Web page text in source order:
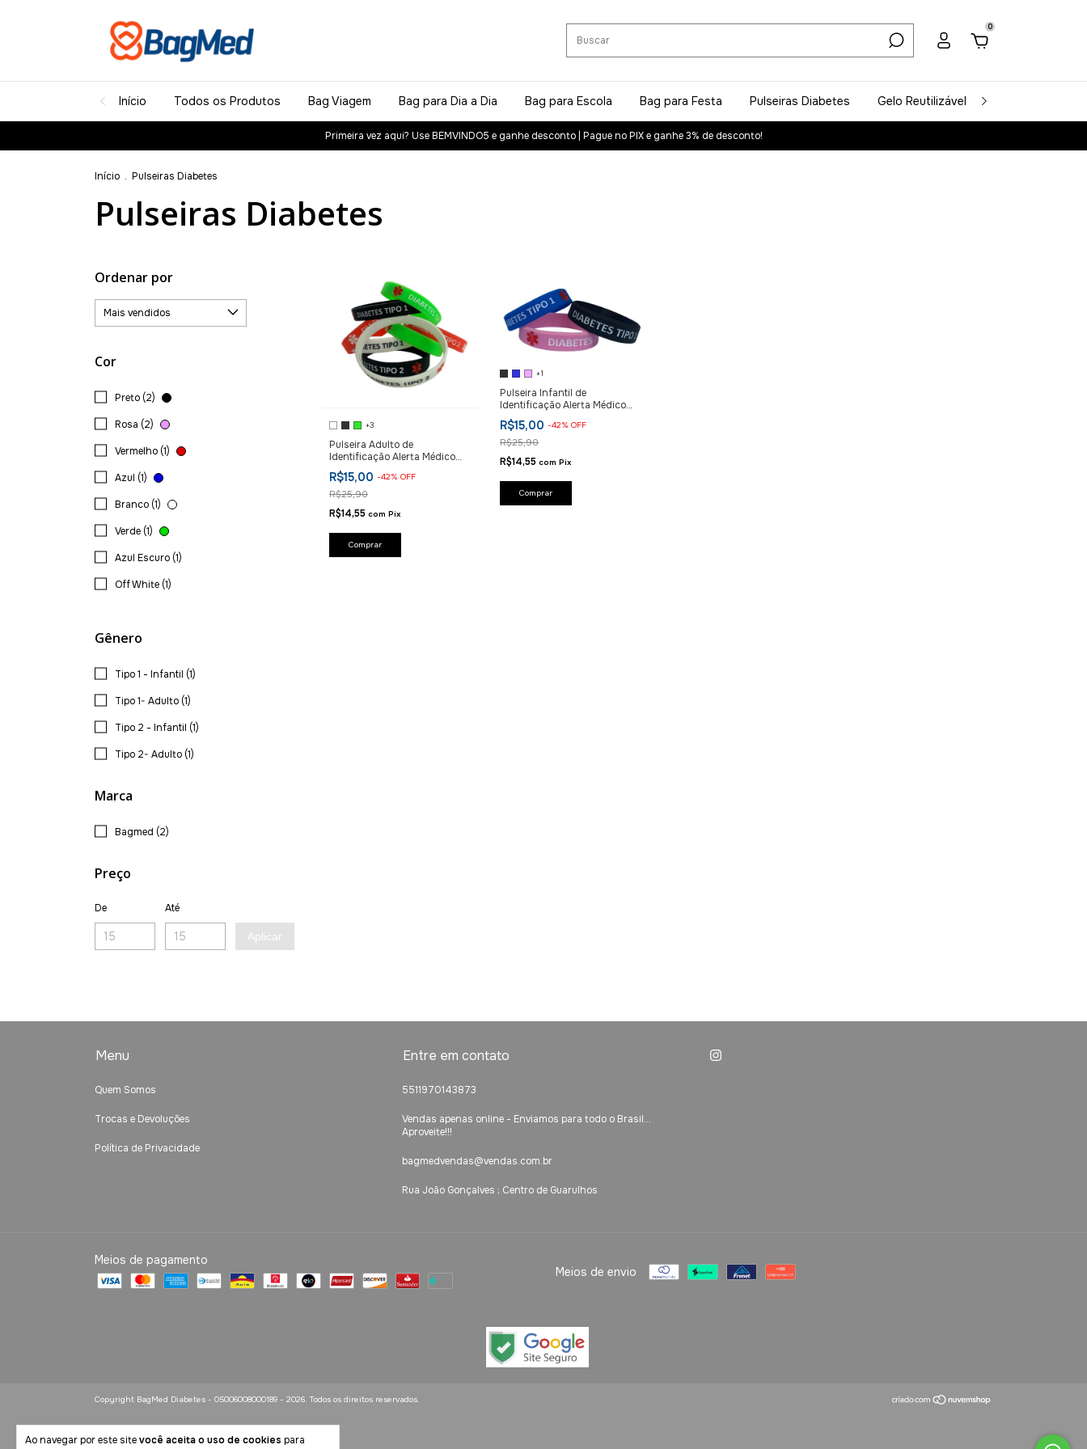
0
Início Todos os Produtos Bag Viagem Bag para Dia a Dia Bag para Escola Bag para Festa Pulseiras Diabetes Gelo Reutilizável
Primeira vez aqui? Use BEMVINDO5 e ganhe desconto | Pague no PIX e ganhe 3% de desconto!
Ao navegar por este sitevocê aceita o uso de cookies para
Início . Pulseiras Diabetes
Pulseiras Diabetes
Ordenar por
Cor
Preto (2)
Rosa (2)
Vermelho (1)
Azul (1)
Branco (1)
Verde (1)
Azul Escuro (1)
Off White (1)
Gênero
Tipo 1 - Infantil (1)
Tipo 1- Adulto (1)
Tipo 2 - Infantil (1)
Tipo 2- Adulto (1)
Marca
Bagmed (2)
Preço
De Até
Aplicar
+3
Pulseira Adulto de
Identificação Alerta Médico
Diabetes
R$15,00 -42% OFF
R$25,90
R$14,55 com Pix
Comprar
+1
Pulseira Infantil de
Identificação Alerta Médico
Diabetes
R$15,00-42%OFF
R$25,90
R$14,55com Pix
Comprar
Menu
Quem Somos
Trocas e Devoluções
Política de Privacidade
Entre em contato
5511970143873
Vendas apenas online - Enviamos para todo o Brasil...
Aproveite!!!
bagmedvendas@vendas.com.br
Rua João Gonçalves ; Centro de Guarulhos
Meios de pagamento
Meios de envio
Copyright BagMed Diabetes - 05006008000189 - 2026. Todos os direitos reservados.